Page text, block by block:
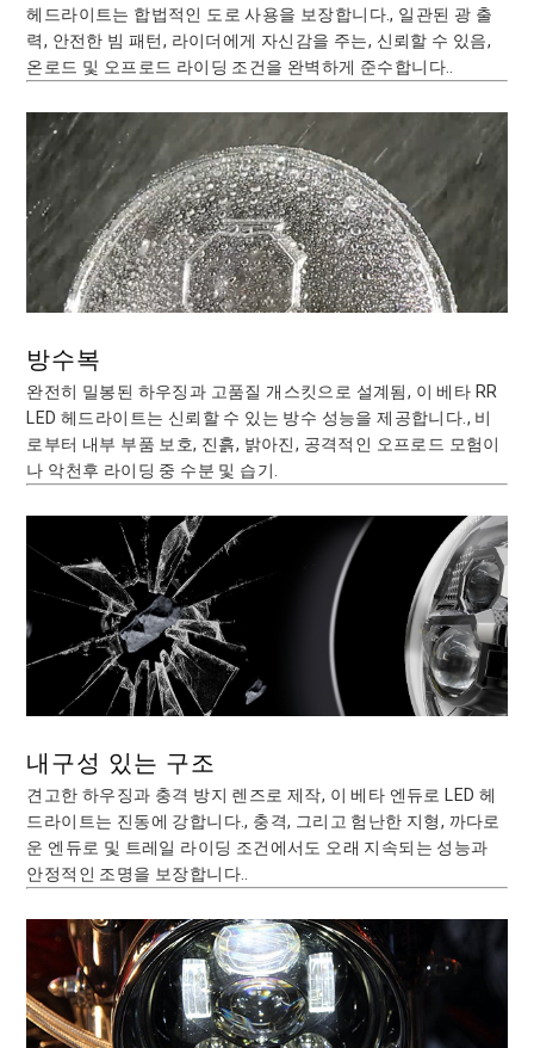
헤드라이트는 합법적인 도로 사용을 보장합니다., 일관된 광 출
력, 안전한 빔 패턴, 라이더에게 자신감을 주는, 신뢰할 수 있음,
온로드 및 오프로드 라이딩 조건을 완벽하게 준수합니다..
방수복
완전히 밀봉된 하우징과 고품질 개스킷으로 설계됨, 이 베타 RR
LED 헤드라이트는 신뢰할 수 있는 방수 성능을 제공합니다., 비
로부터 내부 부품 보호, 진흙, 밝아진, 공격적인 오프로드 모험이
나 악천후 라이딩 중 수분 및 습기.
내구성 있는 구조
견고한 하우징과 충격 방지 렌즈로 제작, 이 베타 엔듀로 LED 헤
드라이트는 진동에 강합니다., 충격, 그리고 험난한 지형, 까다로
운 엔듀로 및 트레일 라이딩 조건에서도 오래 지속되는 성능과
안정적인 조명을 보장합니다..